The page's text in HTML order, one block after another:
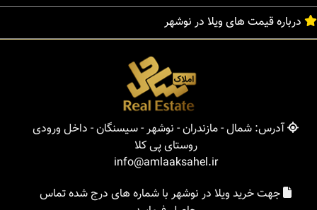
درباره قیمت های ویلا در نوشهر
آدرس: شمال - مازندران - نوشهر - سیسنگان - داخل ورودی
روستای پی کلا
info@amlaaksahel.ir
جهت خرید ویلا در نوشهر با شماره های درج شده تماس